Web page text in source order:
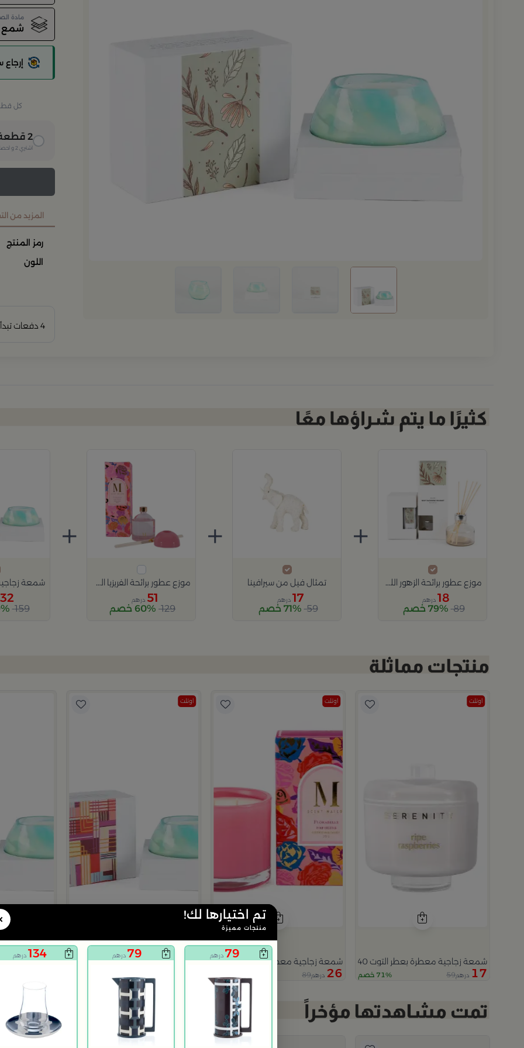
مادة
شمع
كل
2
اشتري 2 و
المزيد من
رمز المنتج
اللون
4 دفعات تبدأ من
تم اختيارها لك!
منتجات مميزة
79 درهم 79 درهم 134 درهم
موزع عطور برائحة الزهور الليلية من مجموعة ميلانا
18 درهم
89 79% خصم
+
تمثال فيل من سيرافينا
17 درهم
59 71% خصم
+
موزع عطور برائحة الفريزيا الوردية 300 مل من بلانكا
51 درهم
129 60% خصم
+
32
159
اوتلت
شمعة زجاجية معطرة بعطر التوت 840 غرام باللون البيج من سيرافينا
17 درهم59 71% خصم
اوتلت
شمعة زجاجية معطرة حجم صغير بينك فريسيا من بلانكا
26 درهم89
اوتلت
شمعة زجاجية برائحة جوزالهند والعنبر شمعة زجاجية برائحة